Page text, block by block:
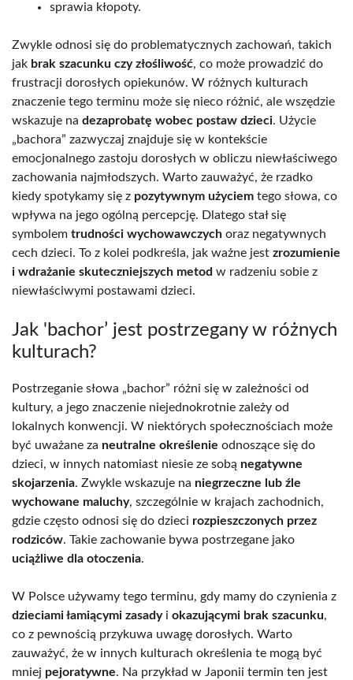
sprawia kłopoty.
Zwykle odnosi się do problematycznych zachowań, takich
jak brak szacunku czy złośliwość, co może prowadzić do
frustracji dorosłych opiekunów. W różnych kulturach
znaczenie tego terminu może się nieco różnić, ale wszędzie
wskazuje na dezaprobatę wobec postaw dzieci. Użycie
„bachora” zazwyczaj znajduje się w kontekście
emocjonalnego zastoju dorosłych w obliczu niewłaściwego
zachowania najmłodszych. Warto zauważyć, że rzadko
kiedy spotykamy się z pozytywnym użyciem tego słowa, co
wpływa na jego ogólną percepcję. Dlatego stał się
symbolem trudności wychowawczych oraz negatywnych
cech dzieci. To z kolei podkreśla, jak ważne jest zrozumienie
i wdrażanie skuteczniejszych metod w radzeniu sobie z
niewłaściwymi postawami dzieci.
Jak 'bachor’ jest postrzegany w różnych
kulturach?
Postrzeganie słowa „bachor” różni się w zależności od
kultury, a jego znaczenie niejednokrotnie zależy od
lokalnych konwencji. W niektórych społecznościach może
być uważane za neutralne określenie odnoszące się do
dzieci, w innych natomiast niesie ze sobą negatywne
skojarzenia. Zwykle wskazuje na niegrzeczne lub źle
wychowane maluchy, szczególnie w krajach zachodnich,
gdzie często odnosi się do dzieci rozpieszczonych przez
rodziców. Takie zachowanie bywa postrzegane jako
uciążliwe dla otoczenia.
W Polsce używamy tego terminu, gdy mamy do czynienia z
dzieciami łamiącymi zasadyi okazującymi brak szacunku,
co z pewnością przykuwa uwagę dorosłych. Warto
zauważyć, że w innych kulturach określenia te mogą być
mniej pejoratywne. Na przykład w Japonii termin ten jest